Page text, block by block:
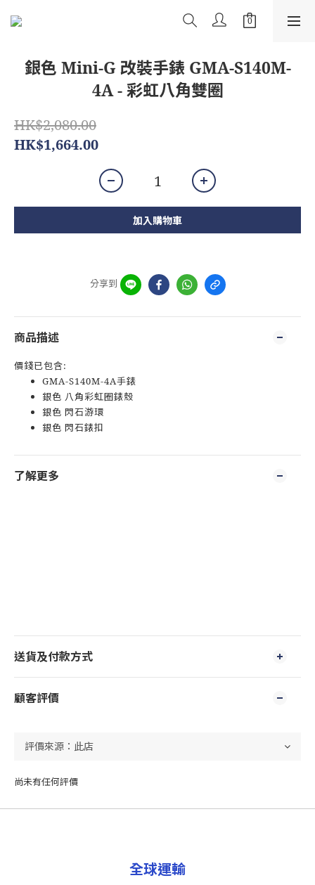
銀色 Mini-G 改裝手錶 GMA-S140M-
4A - 彩虹八角雙圈
HK$2,080.00
HK$1,664.00
加入購物車
分享到
商品描述
價錢已包含:
GMA-S140M-4A手錶
銀色 八角彩虹圈錶殼
銀色 閃石游環
銀色 閃石錶扣
了解更多
送貨及付款方式
顧客評價
尚未有任何評價
全球運輸